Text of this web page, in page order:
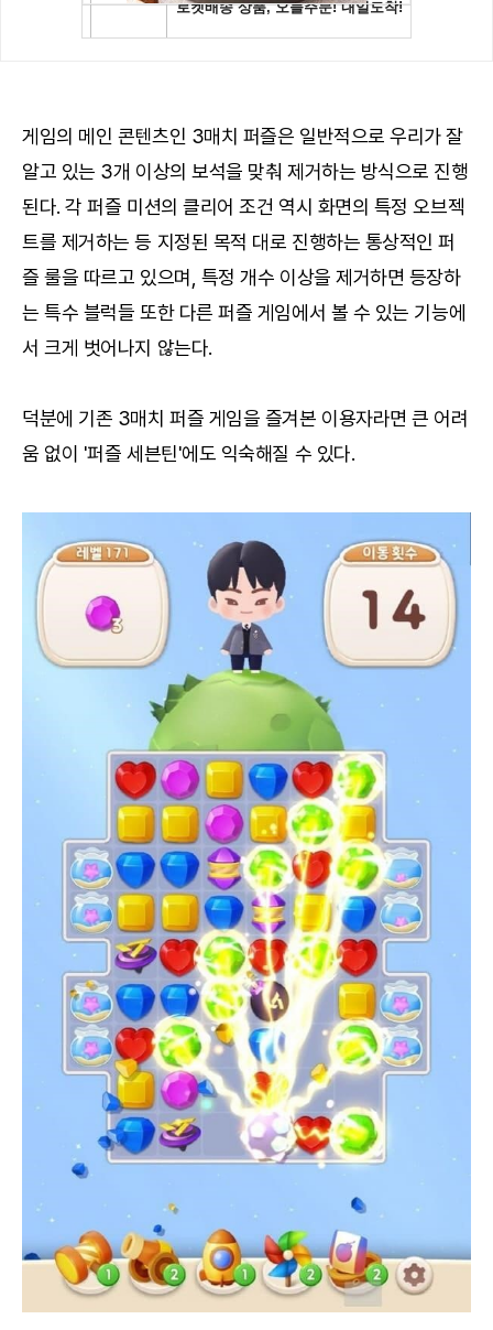
게임의 메인 콘텐츠인 3매치 퍼즐은 일반적으로 우리가 잘
알고 있는 3개 이상의 보석을 맞춰 제거하는 방식으로 진행
된다. 각 퍼즐 미션의 클리어 조건 역시 화면의 특정 오브젝
트를 제거하는 등 지정된 목적 대로 진행하는 통상적인 퍼
즐 룰을 따르고 있으며, 특정 개수 이상을 제거하면 등장하
는 특수 블럭들 또한 다른 퍼즐 게임에서 볼 수 있는 기능에
서 크게 벗어나지 않는다.
덕분에 기존 3매치 퍼즐 게임을 즐겨본 이용자라면 큰 어려
움 없이 '퍼즐 세븐틴'에도 익숙해질 수 있다.